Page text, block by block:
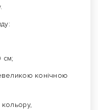
см;
конічною